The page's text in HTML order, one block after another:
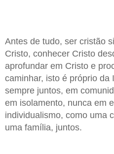
Antes de tudo, ser cristão
Cristo, conhecer Cristo
aprofundar em Cristo e
caminhar, isto é próprio da
sempre juntos, em
em isolamento, nunca em
individualismo, como uma
uma família, juntos.